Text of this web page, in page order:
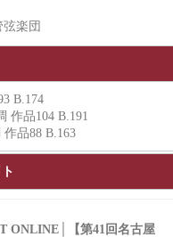
楽団
B.174
作品104 B.191
作品88 B.163
ONLINE│【第41回名古屋